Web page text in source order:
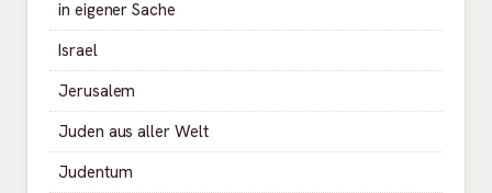
in eigener Sache
Israel
Jerusalem
Juden aus aller Welt
Judentum